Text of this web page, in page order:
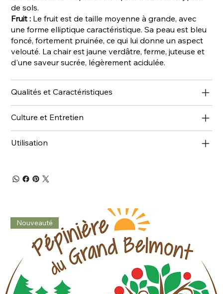
de sols.
Fruit : Le fruit est de taille moyenne à grande, avec
une forme elliptique caractéristique. Sa peau est bleu
foncé, fortement pruinée, ce qui lui donne un aspect
velouté. La chair est jaune verdâtre, ferme, juteuse et
d'une saveur sucrée, légèrement acidulée.
Qualités et Caractéristiques
Culture et Entretien
Utilisation
Nouveauté